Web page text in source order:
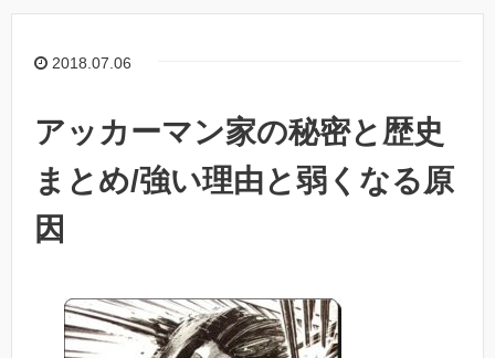
2018.07.06
アッカーマン家の秘密と歴史
まとめ/強い理由と弱くなる原
因